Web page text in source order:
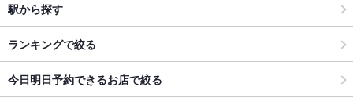
駅から探す
ランキングで絞る
今日明日予約できるお店で絞る